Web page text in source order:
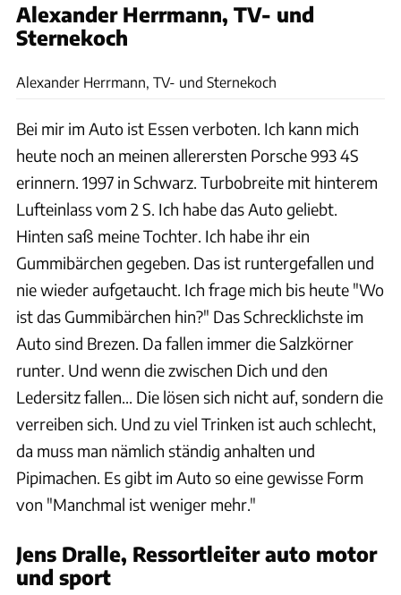
Alexander Herrmann, TV- und
Sternekoch
Alexander Herrmann, TV- und Sternekoch
Bei mir im Auto ist Essen verboten. Ich kann mich
heute noch an meinen allerersten Porsche 993 4S
erinnern. 1997 in Schwarz. Turbobreite mit hinterem
Lufteinlass vom 2 S. Ich habe das Auto geliebt.
Hinten saß meine Tochter. Ich habe ihr ein
Gummibärchen gegeben. Das ist runtergefallen und
nie wieder aufgetaucht. Ich frage mich bis heute "Wo
ist das Gummibärchen hin?" Das Schrecklichste im
Auto sind Brezen. Da fallen immer die Salzkörner
runter. Und wenn die zwischen Dich und den
Ledersitz fallen... Die lösen sich nicht auf, sondern die
verreiben sich. Und zu viel Trinken ist auch schlecht,
da muss man nämlich ständig anhalten und
Pipimachen. Es gibt im Auto so eine gewisse Form
von "Manchmal ist weniger mehr."
Jens Dralle, Ressortleiter auto motor
und sport